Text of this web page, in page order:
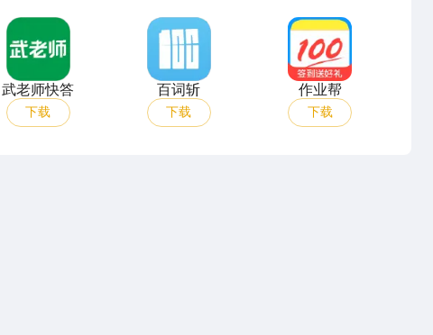
武老师快答
武老师快答
下载
百词斩
百词斩
下载
作业帮
作业帮
下载